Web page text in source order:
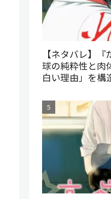
【ネタバレ】
球の純粋性と肉
白い理由」を構